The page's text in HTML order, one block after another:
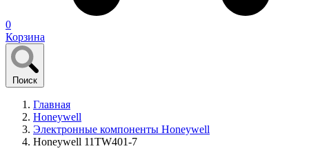
0
Корзина
Поиск
Главная
Honeywell
Электронные компоненты Honeywell
Honeywell 11TW401-7